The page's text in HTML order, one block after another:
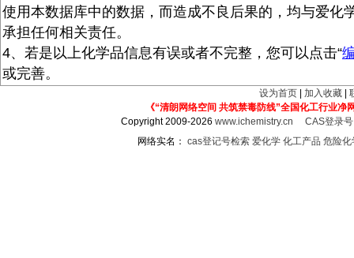
使用本数据库中的数据，而造成不良后果的，均与爱化
承担任何相关责任。
4、若是以上化学品信息有误或者不完整，您可以点击“
或完善。
设为首页 加入收藏
《“清朗网络空间 共筑禁毒防线”全国化工行业净
Copyright 2009-2026www.ichemistry.cn
CAS登录
网络实名： cas登记号检索 爱化学 化工产品 危险化